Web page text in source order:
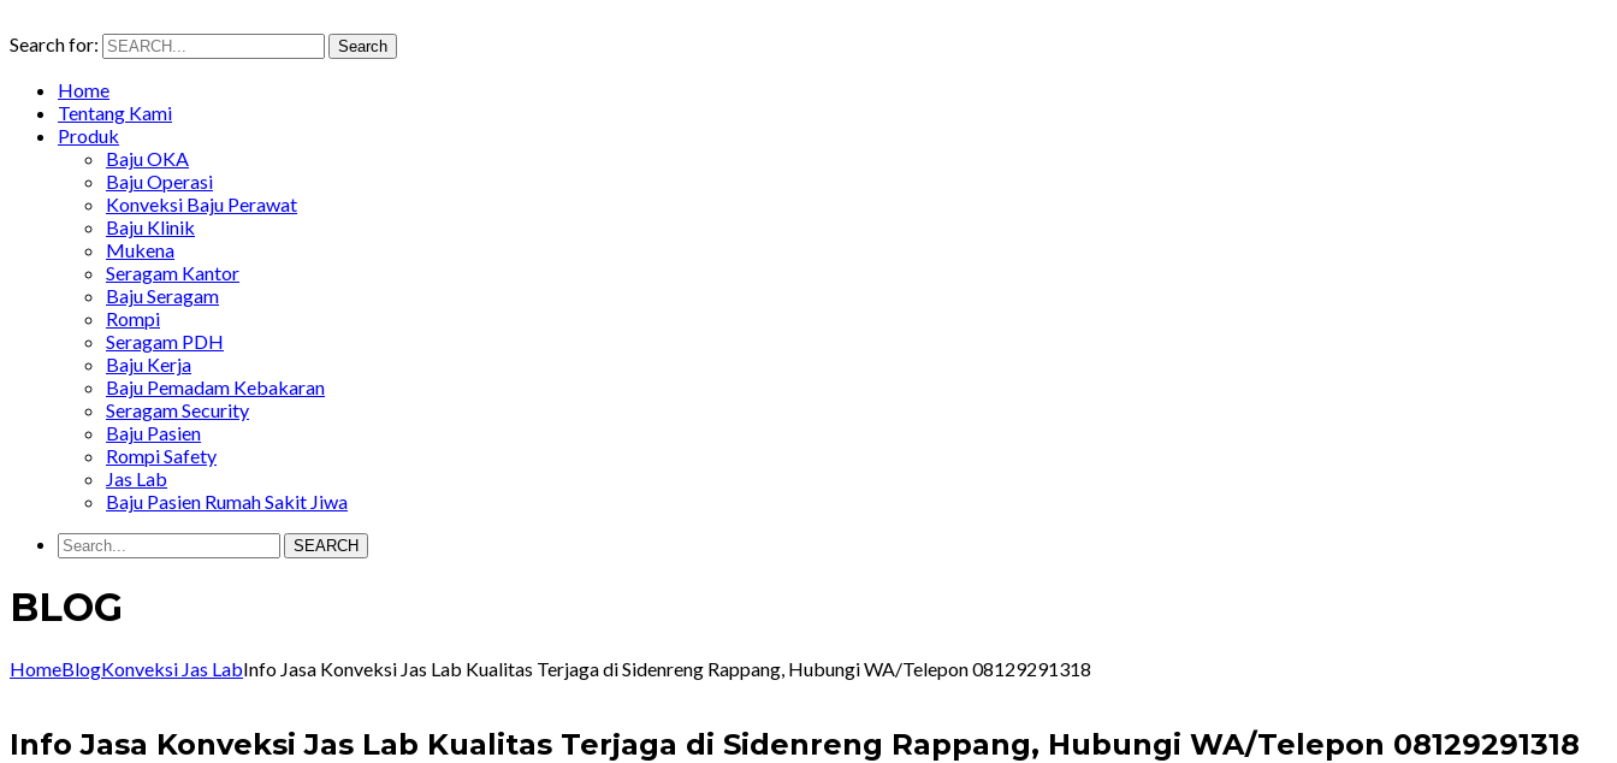
Search for: Search
Home
Tentang Kami
Produk
Baju OKA
Baju Operasi
Konveksi Baju Perawat
Baju Klinik
Mukena
Seragam Kantor
Baju Seragam
Rompi
Seragam PDH
Baju Kerja
Baju Pemadam Kebakaran
Seragam Security
Baju Pasien
Rompi Safety
Jas Lab
Baju Pasien Rumah Sakit Jiwa
SEARCH
BLOG
HomeBlogKonveksi Jas LabInfo Jasa Konveksi Jas Lab Kualitas Terjaga di Sidenreng Rappang, Hubungi WA/Telepon 08129291318
Info Jasa Konveksi Jas Lab Kualitas Terjaga di Sidenreng Rappang, Hubungi WA/Telepon 08129291318